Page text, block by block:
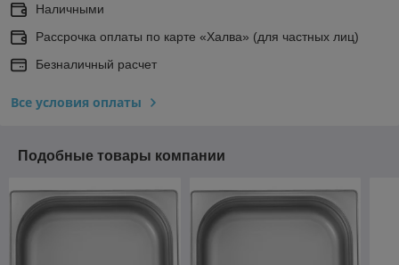
Наличными
Рассрочка оплаты по карте «Халва» (для частных лиц)
Безналичный расчет
Все условия оплаты
Подобные товары компании